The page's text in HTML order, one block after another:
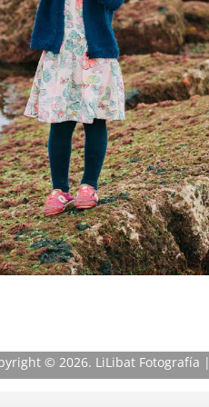
© 2026. LiLibat Fotografía |